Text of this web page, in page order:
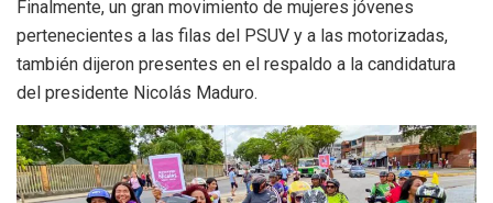
Finalmente, un gran movimiento de mujeres jóvenes
pertenecientes a las filas del PSUV y a las motorizadas,
también dijeron presentes en el respaldo a la candidatura
del presidente Nicolás Maduro.